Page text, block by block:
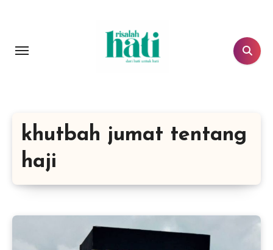
khutbah jumat tentang
haji